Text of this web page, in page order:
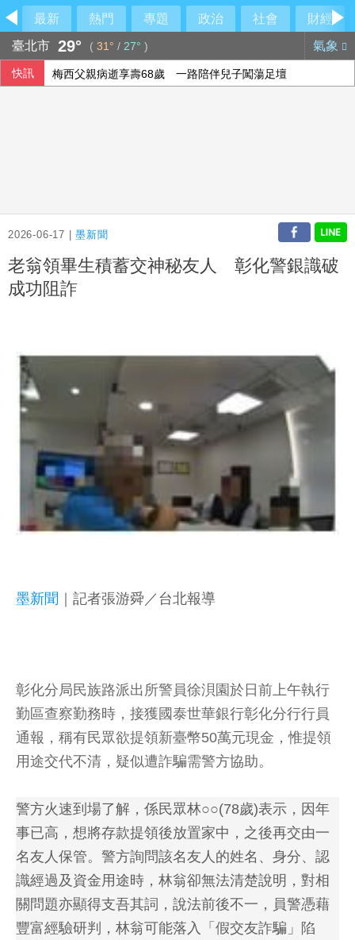
最新 熱門 專題 政治 社會
財經
臺北市 29° ( 31° / 27° ) 氣象
快訊 梅西父親病逝享壽68歲 一路陪伴兒子闖蕩足壇
2026-06-17 |墨新聞
老翁領畢生積蓄交神秘友人 彰化警銀識破
成功阻詐
墨新聞 ｜記者張游舜／台北報導
彰化分局民族路派出所警員徐浿園於日前上午執行
勤區查察勤務時，接獲國泰世華銀行彰化分行行員
通報，稱有民眾欲提領新臺幣50萬元現金，惟提領
用途交代不清，疑似遭詐騙需警方協助。
警方火速到場了解，係民眾林○○(78歲)表示，因年
事已高，想將存款提領後放置家中，之後再交由一
名友人保管。警方詢問該名友人的姓名、身分、認
識經過及資金用途時，林翁卻無法清楚說明，對相
關問題亦顯得支吾其詞，說法前後不一，員警憑藉
豐富經驗研判，林翁可能落入「假交友詐騙」陷